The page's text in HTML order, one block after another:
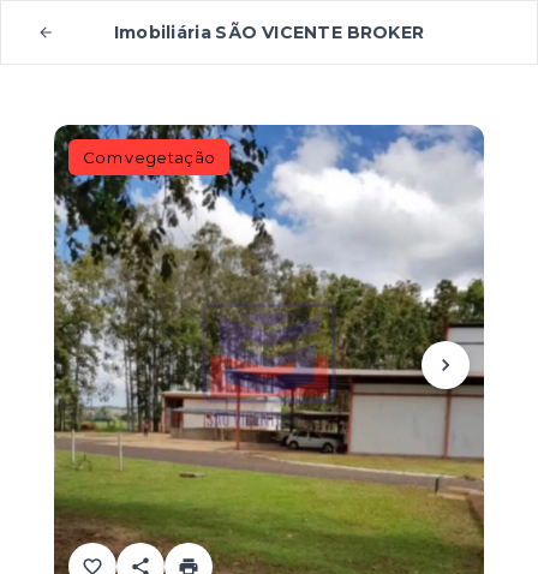
Imobiliária SÃO VICENTE BROKER
Com vegetação